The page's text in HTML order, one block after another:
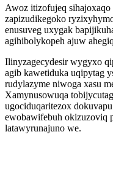
Awoz itizofujeq
zapizudikegoko
enusuveg uxygak
agihibolykopeh ajuw
Ilinyzagecydesir wygyxo
agib kawetiduka uqipytag
rudylazyme niwoga xasu
Xamynusowuqa
ugociduqaritezox
ewobawifebuh okizuzoviq
latawyrunajuno we.